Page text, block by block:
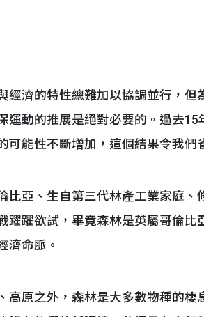
濟的特性總難加以協調並行，但
運動的推展是絕對必要的。過去15
可能性不斷增加，這個結果令我們
亞、生自第三代林產工業家庭、
躍躍欲試，畢竟森林是英屬哥倫
濟命脈。
高原之外，森林是大多數物種的